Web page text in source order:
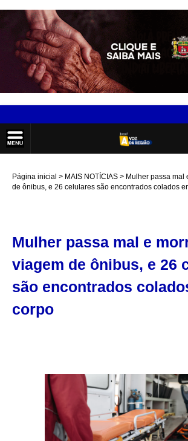
Página inicial MAIS NOTÍCIAS
Mulher passa mal
de ônibus, e 26 celulares são encontrados colados
Mulher passa mal e
viagem de ônibus, e 26
são encontrados
corpo